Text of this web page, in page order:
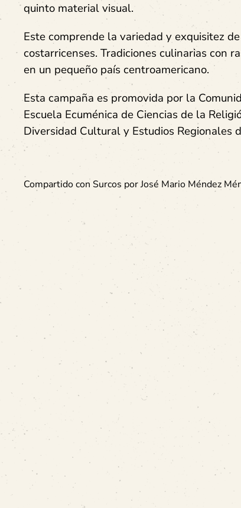
quinto material visual.
Este comprende la variedad y exquisitez
costarricenses. Tradiciones culinarias con
en un pequeño país centroamericano.
Esta campaña es promovida por la
Escuela Ecuménica de Ciencias de la
Diversidad Cultural y Estudios Regionales
Compartido con Surcos por José Mario Méndez